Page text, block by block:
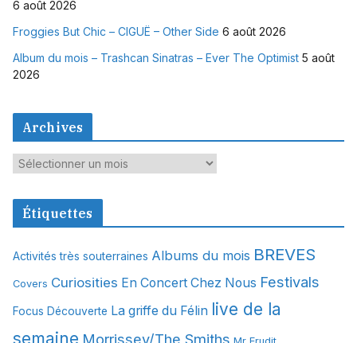
6 août 2026
Froggies But Chic – CIGUË – Other Side 6 août 2026
Album du mois – Trashcan Sinatras – Ever The Optimist 5 août
2026
Archives
A
c
v
e
Étiquettes
Activités très souterraines Albums du mois BREVES
Covers Curiosities En Concert Chez Nous Festivals
Focus Découverte La griffe du Félin live de la
semaine Morrissey/The Smiths